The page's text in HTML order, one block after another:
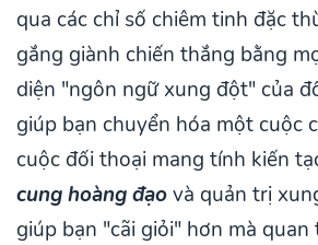
qua các chỉ số chiêm tinh đặc
gắng giành chiến thắng bằng
diện "ngôn ngữ xung đột" của
giúp bạn chuyển hóa một cuộc
cuộc đối thoại mang tính kiến
cung hoàng đạovà quản trị
giúp bạn "cãi giỏi" hơn mà